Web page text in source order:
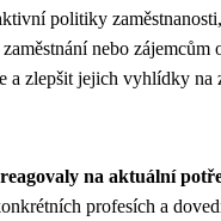
politiky
nebo zájemcům
a zlepšit jejich vyhlídky na
reagovaly na aktuální
profesích a